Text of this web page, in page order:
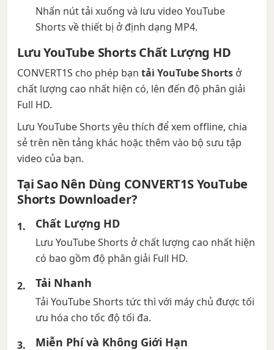
Nhấn nút tải xuống và lưu video YouTube
Shorts về thiết bị ở định dạng MP4.
Lưu YouTube Shorts Chất Lượng HD
CONVERT1S cho phép bạn tải YouTube Shorts ở
chất lượng cao nhất hiện có, lên đến độ phân giải
Full HD.
Lưu YouTube Shorts yêu thích để xem offline, chia
sẻ trên nền tảng khác hoặc thêm vào bộ sưu tập
video của bạn.
Tại Sao Nên Dùng CONVERT1S YouTube
Shorts Downloader?
Chất Lượng HD
Lưu YouTube Shorts ở chất lượng cao nhất hiện
có bao gồm độ phân giải Full HD.
Tải Nhanh
Tải YouTube Shorts tức thì với máy chủ được tối
ưu hóa cho tốc độ tối đa.
Miễn Phí và Không Giới Hạn